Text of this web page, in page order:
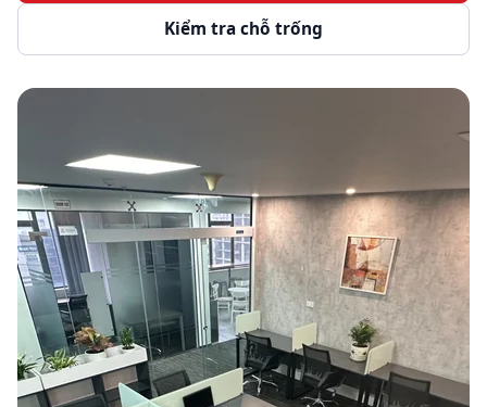
Kiểm tra chỗ trống